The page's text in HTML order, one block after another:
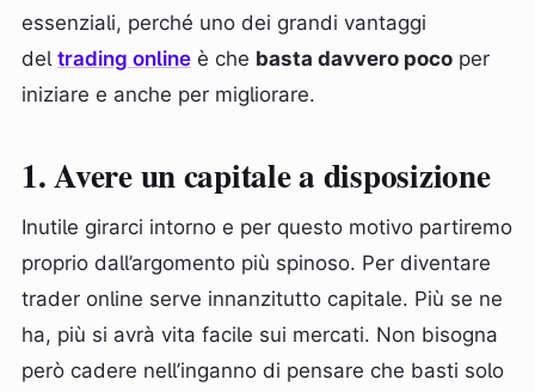
essenziali, perché uno dei grandi vantaggi
del trading online è che basta davvero poco per
iniziare e anche per migliorare.
1. Avere un capitale a disposizione
Inutile girarci intorno e per questo motivo partiremo
proprio dall’argomento più spinoso. Per diventare
trader online serve innanzitutto capitale. Più se ne
ha, più si avrà vita facile sui mercati. Non bisogna
però cadere nell’inganno di pensare che basti solo